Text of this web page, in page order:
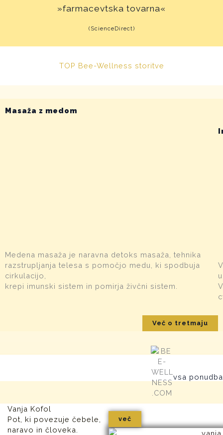
»farmacevtska tovarna«
(ScienceDirect)
TOP Bee-Wellness storitve
Masaža z medom
Medena masaža je naravna detoks masaža, tehnika
razstrupljanja telesa s pomočjo medu, ki spodbuja
cirkulacijo,
krepi imunski sistem in pomirja živčni sistem.
Več o tretmaju
vsa ponudba
Vanja Kofol
Pot, ki povezuje čebele,
naravo in človeka.
več